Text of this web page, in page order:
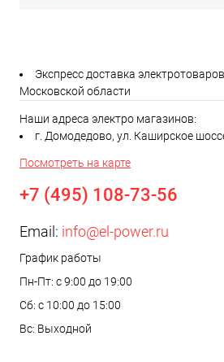
Экспресс доставка
Московской области
Наши адреса электро магазинов:
г. Домодедово, ул. Каширское
Посмотреть на карте
+7 (495) 108-73-56
Email: info@el-power.ru
График работы
Пн-Пт: с 9:00 до 19:00
Сб: с 10:00 до 15:00
Вс: Выходной